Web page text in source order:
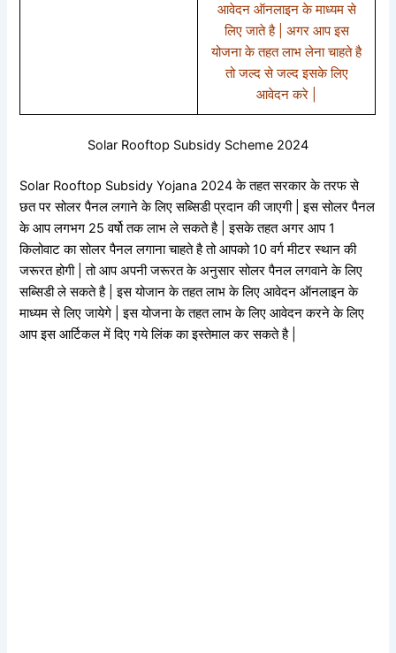
आवेदन ऑनलाइन के माध्यम से
लिए जाते है | अगर आप इस
योजना के तहत लाभ लेना चाहते है
तो जल्द से जल्द इसके लिए
आवेदन करे |
Solar Rooftop Subsidy Scheme 2024
Solar Rooftop Subsidy Yojana 2024 के तहत सरकार के तरफ से
छत पर सोलर पैनल लगाने के लिए सब्सिडी प्रदान की जाएगी | इस सोलर पैनल
के आप लगभग 25 वर्षो तक लाभ ले सकते है | इसके तहत अगर आप 1
किलोवाट का सोलर पैनल लगाना चाहते है तो आपको 10 वर्ग मीटर स्थान की
जरूरत होगी | तो आप अपनी जरूरत के अनुसार सोलर पैनल लगवाने के लिए
सब्सिडी ले सकते है | इस योजान के तहत लाभ के लिए आवेदन ऑनलाइन के
माध्यम से लिए जायेगे | इस योजना के तहत लाभ के लिए आवेदन करने के लिए
आप इस आर्टिकल में दिए गये लिंक का इस्तेमाल कर सकते है |